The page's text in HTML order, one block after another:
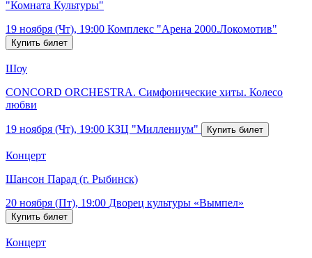
"Комната Культуры"
19 ноября (Чт), 19:00 Комплекс "Арена 2000.Локомотив"
Шоу
CONCORD ORCHESTRA. Симфонические хиты. Колесо
любви
19 ноября (Чт), 19:00 КЗЦ "Миллениум"
Концерт
Шансон Парад (г. Рыбинск)
20 ноября (Пт), 19:00 Дворец культуры «Вымпел»
Концерт